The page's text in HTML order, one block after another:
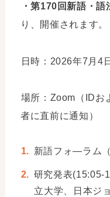
・第170回新語・語
り、開催されます。
日時：2026年7月4
場所：Zoom（IDお
者に直前に通知）
新語フォ―ラム
研究発表(15:05-
立大学、日本ジ